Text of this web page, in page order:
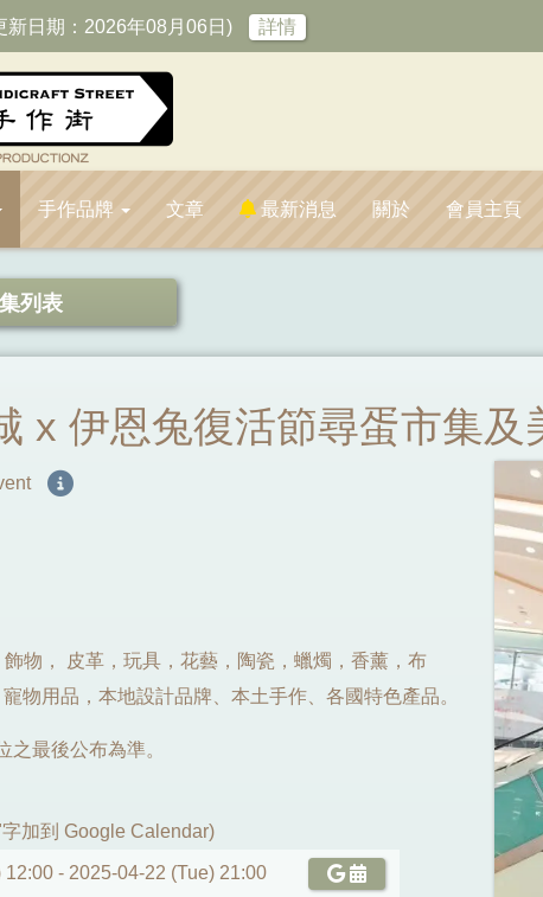
新日期：2026年08月06日) 詳情
手作品牌 文章 最新消息 關於 會員主頁
列表
x 伊恩兔復活節尋蛋市集及
物， 皮革，玩具，花藝，陶瓷，蠟燭，香薰，布
物用品，本地設計品牌、本土手作、各國特色產品。
之最後公布為準。
加到 Google Calendar)
12:00 - 2025-04-22 (Tue) 21:00